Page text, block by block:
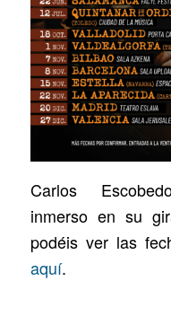
Carlos
inmerso en su
podéis ver las
aquí.